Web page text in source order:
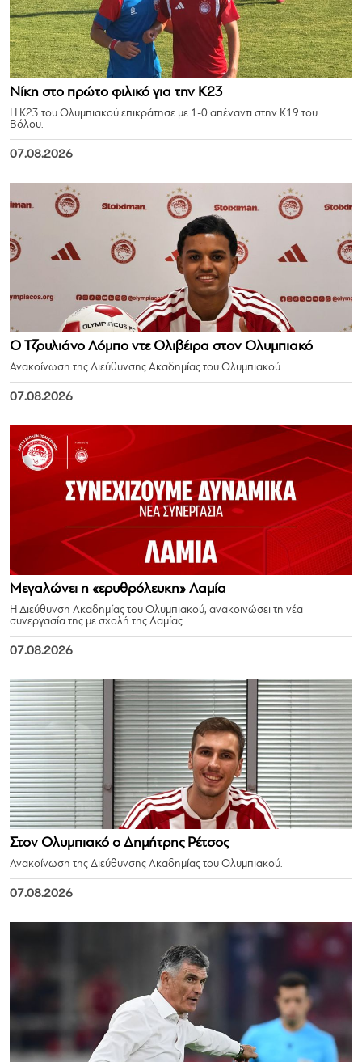
Νίκη στο πρώτο φιλικό για την Κ23
Η Κ23 του Ολυμπιακού επικράτησε με 1-0 απέναντι στην Κ19 του
Βόλου.
07.08.2026
Ο Τζουλιάνο Λόμπο ντε Ολιβέιρα στον Ολυμπιακό
Ανακοίνωση της Διεύθυνσης Ακαδημίας του Ολυμπιακού.
07.08.2026
Μεγαλώνει η «ερυθρόλευκη» Λαμία
Η Διεύθυνση Ακαδημίας του Ολυμπιακού, ανακοινώσει τη νέα
συνεργασία της με σχολή της Λαμίας.
07.08.2026
Στον Ολυμπιακό ο Δημήτρης Ρέτσος
Ανακοίνωση της Διεύθυνσης Ακαδημίας του Ολυμπιακού.
07.08.2026